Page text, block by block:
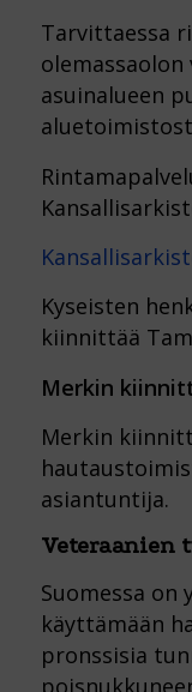
Tarvittaessa
asuinalueen
Kyseisten
kiinnittää
Merkin
Merkin
asiantuntija.
Veteraanien
Suomessa on
käyttämään
pronssisia